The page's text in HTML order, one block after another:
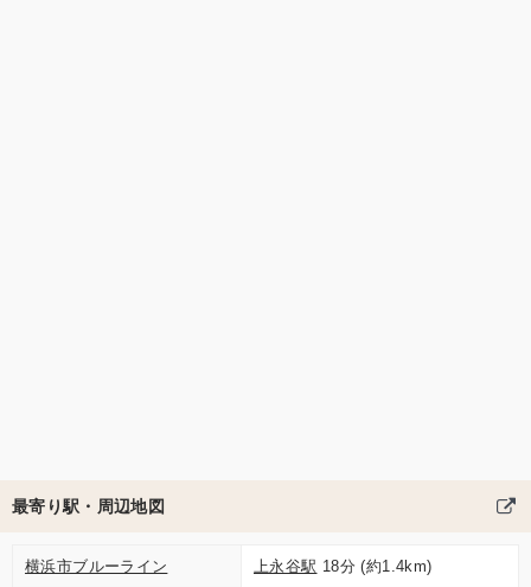
最寄り駅・周辺地図
横浜市ブルーライン 上永谷駅 18分 (約1.4km)